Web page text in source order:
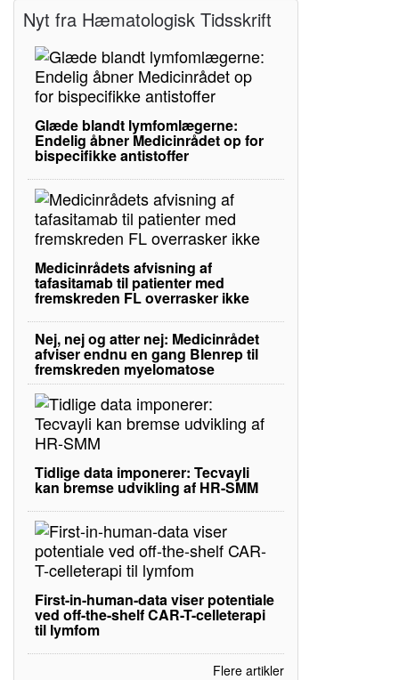
Nyt fra Hæmatologisk Tidsskrift
Glæde blandt lymfomlægerne:
Endelig åbner Medicinrådet op for
bispecifikke antistoffer
Medicinrådets afvisning af
tafasitamab til patienter med
fremskreden FL overrasker ikke
Nej, nej og atter nej: Medicinrådet
afviser endnu en gang Blenrep til
fremskreden myelomatose
Tidlige data imponerer: Tecvayli
kan bremse udvikling af HR-SMM
First-in-human-data viser potentiale
ved off-the-shelf CAR-T-celleterapi
til lymfom
Flere artikler